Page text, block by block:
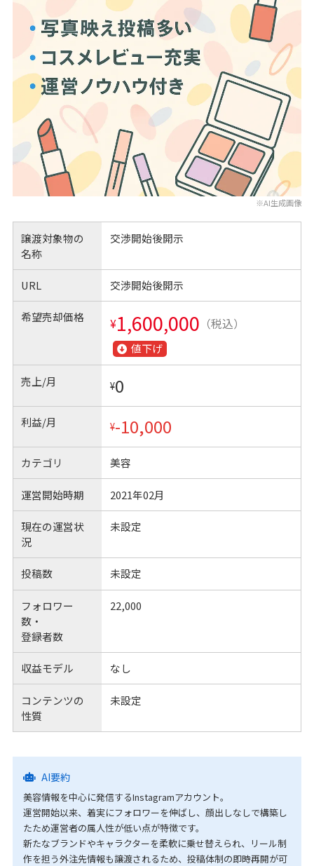
※AI生成画像
譲渡対象物の
名称
交渉開始後開示
URL 交渉開始後開示
希望売却価格 ¥1,600,000 （税込）
値下げ
売上/月 ¥0
利益/月 ¥-10,000
カテゴリ 美容
運営開始時期 2021年02月
現在の運営状
況
未設定
投稿数 未設定
フォロワー
数・
登録者数
22,000
収益モデル なし
コンテンツの
性質
未設定
AI要約
美容情報を中心に発信するInstagramアカウント。
運営開始以来、着実にフォロワーを伸ばし、顔出しなしで構築し
たため運営者の属人性が低い点が特徴です。
新たなブランドやキャラクターを柔軟に乗せ替えられ、リール制
作を担う外注先情報も譲渡されるため、投稿体制の即時再開が可